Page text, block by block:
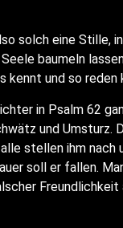
solch eine Stil­le,
bau­meln
kennt und so reden
in Psalm 62
und Umsturz.
stel­len ihm nach
soll er fal­len.
Freund­lich­keit